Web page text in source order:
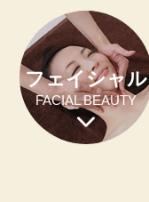
フェイシャル
FACIAL BEAUTY